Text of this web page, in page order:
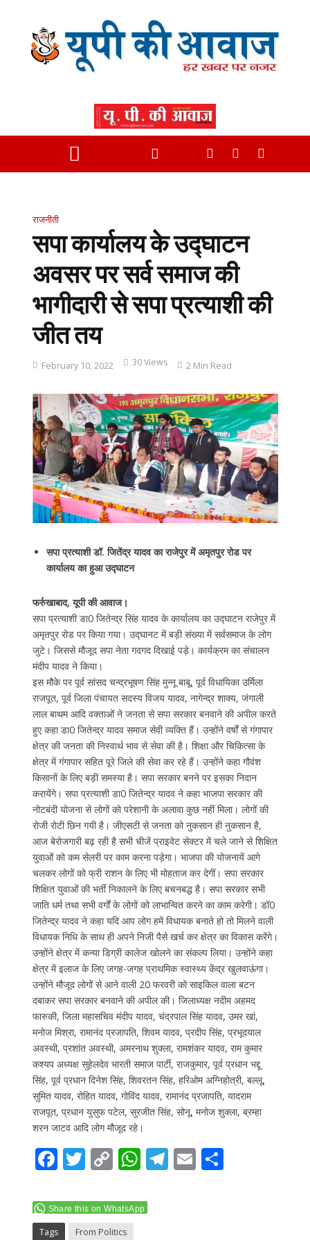
राजनीती
सपा कार्यालय के उद्घाटन
अवसर पर सर्व समाज की
भागीदारी से सपा प्रत्याशी की
जीत तय
February 10, 2022 30 Views 2 Min Read
सपा प्रत्याशी डॉ. जितेंद्र यादव का राजेपुर में अमृतपुर रोड पर
कार्यालय का हुआ उद्घाटन
फर्रुखाबाद, यूपी की आवाज।
सपा प्रत्याशी डा0 जितेन्द्र सिंह यादव के कार्यालय का उद्घाटन राजेपुर में
अमृतपुर रोड पर किया गया। उद्घानट में बड़ी संख्या में सर्वसमाज के लोग
जुटे। जिससे मौजूद सपा नेता गदगद दिखाई पड़े। कार्यक्रम का संचालन
मंदीप यादव ने किया।
इस मौके पर पूर्व सांसद चन्द्रभूषण सिंह मुन्नू बाबू, पूर्व विधायिका उर्मिला
राजपूत, पूर्व जिला पंचायत सदस्य विजय यादव, नागेन्द्र शाक्य, जंगाली
लाल बाथम आदि वक्ताओं ने जनता से सपा सरकार बनवाने की अपील करते
हुए कहा डा0 जितेन्द्र यादव समाज सेवी व्यक्ति हैं। उन्होंने वर्षों से गंगापार
क्षेत्र की जनता की निस्वार्थ भाव से सेवा की है। शिक्षा और चिकित्सा के
क्षेत्र में गंगापार सहित पूरे जिले की सेवा कर रहे हैं। उन्होंने कहा गौवंश
किसानों के लिए बड़ी समस्या है। सपा सरकार बनने पर इसका निदान
करायेंगे। सपा प्रत्याशी डा0 जितेन्द्र यादव ने कहा भाजपा सरकार की
नोटबंदी योजना से लोगों को परेशानी के अलावा कुछ नहीं मिला। लोगों की
रोजी रोटी छिन गयी है। जीएसटी से जनता को नुकसान ही नुकसान है,
आज बेरोजगारी बढ़ रही है सभी चीजें प्राइवेट सेक्टर में चले जाने से शिक्षित
युवाओं को कम सेलरी पर काम करना पड़ेगा। भाजपा की योजनायें आगे
चलकर लोगों को फ्री राशन के लिए भी मोहताज कर देगीं। सपा सरकार
शिक्षित युवाओं की भर्ती निकालने के लिए बचनबद्ध है। सपा सरकार सभी
जाति धर्म तथा सभी वर्गों के लोगों को लाभान्वित करने का काम करेगी। डॉ0
जितेन्द्र यादव ने कहा यदि आप लोग हमें विधायक बनाते हो तो मिलने वाली
विधायक निधि के साथ ही अपने निजी पैसे खर्च कर क्षेत्र का विकास करेंगे।
उन्होंने क्षेत्र में कन्या डिग्री कालेज खोलने का संकल्प लिया। उन्होंने कहा
क्षेत्र में इलाज के लिए जगह-जगह प्राथमिक स्वास्थ्य केंद्र खुलवाऊंगा।
उन्होंने मौजूद लोगों से आने वाली 20 फरवरी को साइकिल वाला बटन
दबाकर सपा सरकार बनवाने की अपील की। जिलाध्यक्ष नदीम अहमद
फारुकी, जिला महासचिव मंदीप यादव, चंद्रपाल सिंह यादव, उमर खां,
मनोज मिश्रा, रामानंद प्रजापति, शिवम यादव, प्रदीप सिंह, प्रभूदयाल
अवस्थी, प्रशांत अवस्थी, अमरनाथ शुक्ला, रामशंकर यादव, राम कुमार
कश्यप अध्यक्ष सुहेलदेव भारती समाज पार्टी, राजकुमार, पूर्व प्रधान भद्दू
सिंह, पूर्व प्रधान दिनेश सिंह, शिवरतन सिंह, हरिओम अग्निहोत्री, बल्लू,
सुमित यादव, रोहित यादव, गोविंद यादव, रामानंद प्रजापति, यादराम
राजपूत, प्रधान युसुफ पटेल, सुरजीत सिंह, सोनू, मनोज शुक्ला, ब्रम्हा
शरन जाटव आदि लोग मौजूद रहे।
F
e
b
T
itt
er
C
p
y
W
at
T E S
Share this on WhatsApp
Tags From Politics